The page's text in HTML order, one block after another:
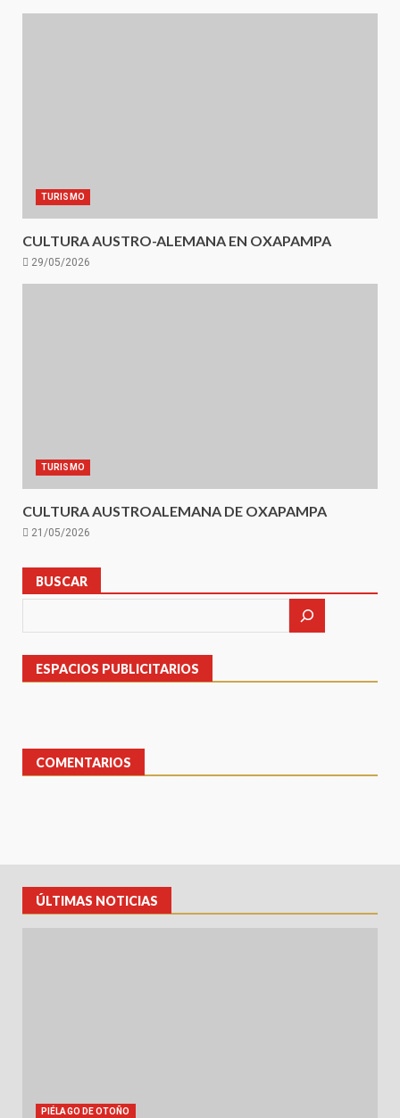
TURISMO
CULTURA AUSTRO-ALEMANA EN OXAPAMPA
29/05/2026
TURISMO
CULTURA AUSTROALEMANA DE OXAPAMPA
21/05/2026
BUSCAR
ESPACIOS PUBLICITARIOS
COMENTARIOS
ÚLTIMAS NOTICIAS
PIÉLAGO DE OTOÑO